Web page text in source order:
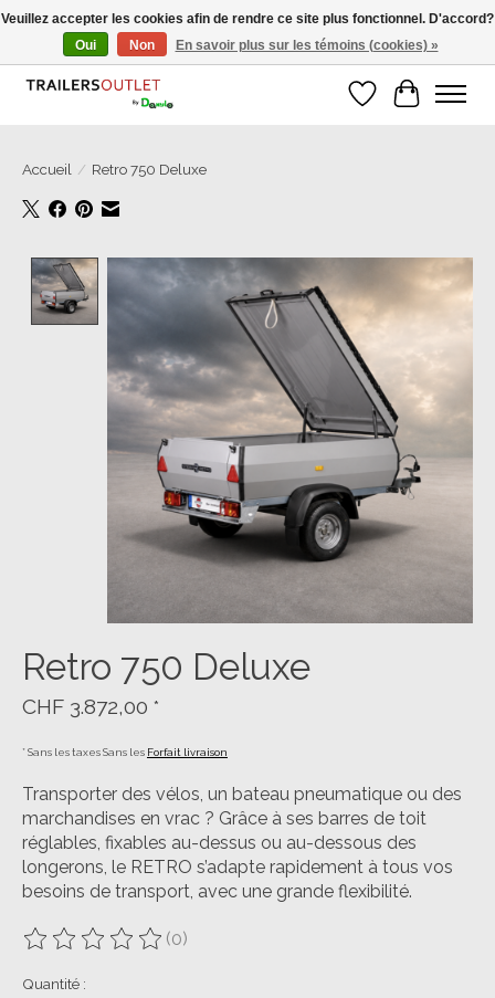
Grosse Auswahl an Anhänger direkt vom Hersteller!
Liste dePanier
Accueil / Retro 750 Deluxe
Product image slideshow Items
Retro 750 Deluxe
CHF 3.872,00 *
* Sans les taxes Sans les Forfait livraison
Transporter des vélos, un bateau pneumatique ou des
marchandises en vrac ? Grâce à ses barres de toit
réglables, fixables au-dessus ou au-dessous des
longerons, le RETRO s’adapte rapidement à tous vos
besoins de transport, avec une grande flexibilité.
Ce produit est évalué à
(0)
Quantité :
Veuillez accepter les cookies afin de rendre ce site plus fonctionnel. D'accord?
Oui
Non En savoir plus sur les témoins (cookies) »